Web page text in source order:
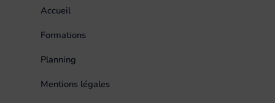
Accueil
Formations
Planning
Mentions légales